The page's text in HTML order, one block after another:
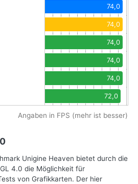
74,0
74,0
74,0
74,0
74,0
72,0
Angaben in FPS (mehr ist besser)
Unigine Heaven bietet durch die
4.0 die Möglichkeit für
von Grafikkarten. Der hier